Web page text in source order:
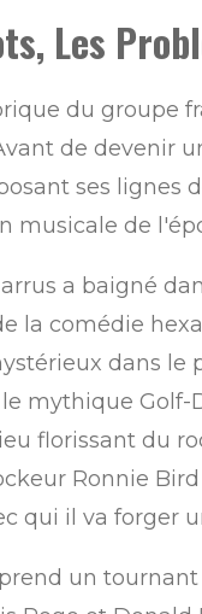
Les
du groupe
de devenir
ses lignes
musicale de
a baigné
la comédie
dans le
mythique
florissant du
Ronnie
qui il va
prend un